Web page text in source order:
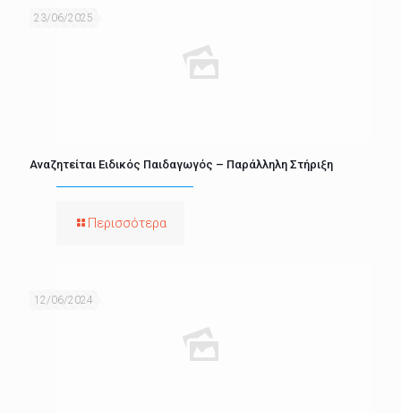
23/06/2025
Αναζητείται Ειδικός Παιδαγωγός – Παράλληλη Στήριξη
Περισσότερα
12/06/2024